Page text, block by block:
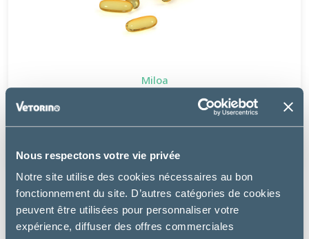
Nous respectons votre vie privée
Notre site utilise des cookies nécessaires au bon
fonctionnement du site. D’autres catégories de cookies
peuvent être utilisées pour personnaliser votre
expérience, diffuser des offres commerciales
Miloa
39.99€